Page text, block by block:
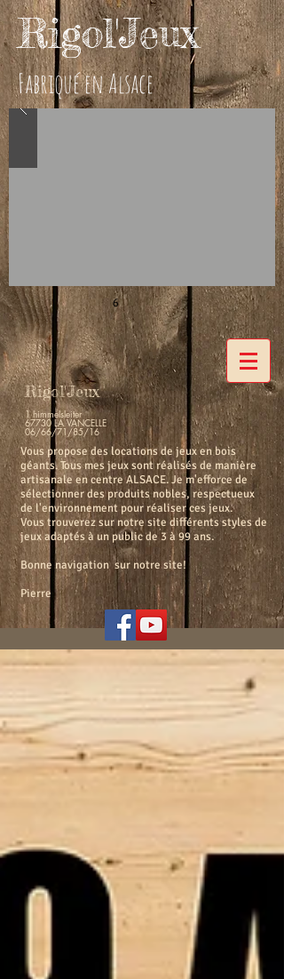
Rigol'Jeux
Fabriqué en Alsace
6
Rigol'Jeux
1 himmelsleiter
67730 LA VANCELLE
06/66/71/85/16
Vous propose des locations de jeux en bois
géants. Tous mes jeux sont réalisés de manière
artisanale en centre ALSACE. Je m'efforce de
sélectionner des produits nobles, respectueux
de l'environnement pour réaliser ces jeux.
Vous trouverez sur notre site différents styles de
jeux adaptés à un public de 3 à 99 ans.
Bonne navigation sur notre site!
Pierre